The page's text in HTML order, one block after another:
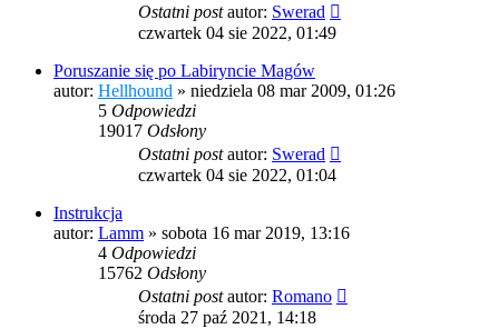
Ostatni postautor: Swerad
czwartek 04 sie 2022, 01:49
Poruszanie się po Labiryncie Magów
autor: Hellhound » niedziela 08 mar 2009, 01:26
5 Odpowiedzi
19017 Odsłony
Ostatni postautor: Swerad
czwartek 04 sie 2022, 01:04
Instrukcja
autor: Lamm » sobota 16 mar 2019, 13:16
4 Odpowiedzi
15762 Odsłony
Ostatni postautor: Romano
środa 27 paź 2021, 14:18